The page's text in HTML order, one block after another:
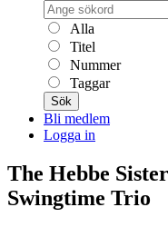
Alla
Titel
Nummer
Taggar
Sök
Bli medlem
Logga in
The Hebbe
Swingtime Trio